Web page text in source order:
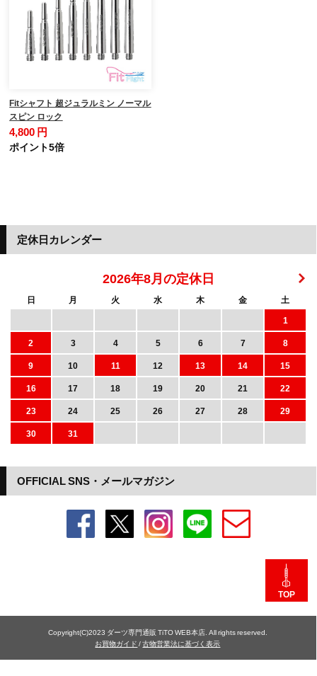
Fitシャフト 超ジュラルミン ノーマル
スピン ロック
4,800 円
ポイント5倍
OFFICIAL SNS・メールマガジン
定休日カレンダー
2026年8月の定休日
日 月 火 水 木 金
土
1
2
3 4 5 6 7
8
9
10 11 12 13 14
15
16
17 18 19 20 21
22
23
24 25 26 27 28
29
30
31
TOP
Copyright(C)2023 ダーツ専門通販 TiTO WEB本店. All rights reserved.
お買物ガイド /古物営業法に基づく表示